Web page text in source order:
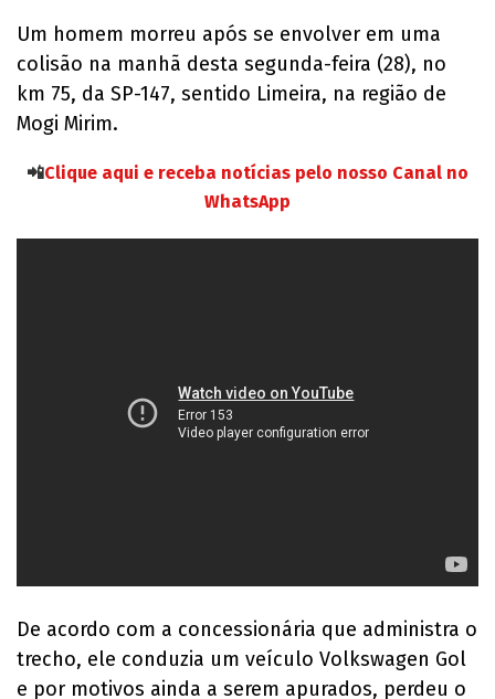
Um homem morreu após se envolver em uma
colisão na manhã desta segunda-feira (28), no
km 75, da SP-147, sentido Limeira, na região de
Mogi Mirim.
📲Clique aqui e receba notícias pelo nosso Canal no
WhatsApp
De acordo com a concessionária que administra o
trecho, ele conduzia um veículo Volkswagen Gol
e por motivos ainda a serem apurados, perdeu o